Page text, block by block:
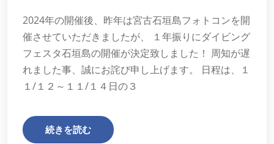
2024年の開催後、昨年は宮古石垣島フォトコンを開
催させていただきましたが、 １年振りにダイビング
フェスタ石垣島の開催が決定致しました！ 周知が遅
れました事、誠にお詫び申し上げます。 日程は、１
１/１２～１１/１４日の３
続きを読む